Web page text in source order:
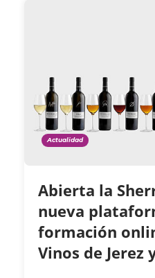
Actualidad
Abierta la
nueva
formación
Vinos de Jerez